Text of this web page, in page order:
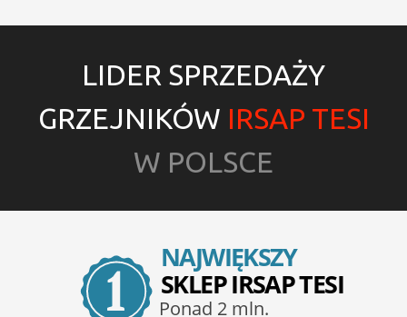
LIDER SPRZEDAŻY
GRZEJNIKÓW IRSAP TESI
W POLSCE